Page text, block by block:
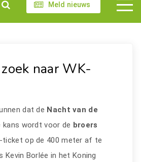
Meld nieuws
naar WK-
dat de Nacht van de
kans wordt voor de broers
ticket op de 400 meter af te
Kevin Borlée in het Koning